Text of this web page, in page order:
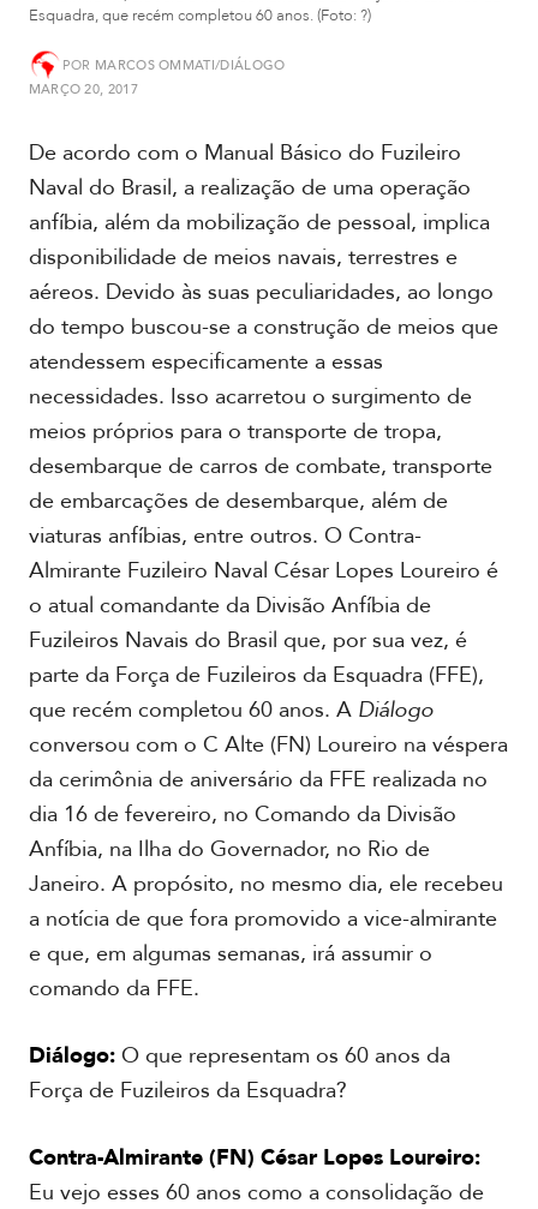
A
m
é
i
c
a
d
o
S
u
A
m
é
r
i
c
C
e
t
r
l
C
a
r
i
b
Esquadra, que recém completou 60 anos. (Foto: ?)
POR MARCOS OMMATI/DIÁLOGO
MARÇO 20, 2017
De acordo com o Manual Básico do Fuzileiro
Naval do Brasil, a realização de uma operação
anfíbia, além da mobilização de pessoal, implica
disponibilidade de meios navais, terrestres e
aéreos. Devido às suas peculiaridades, ao longo
do tempo buscou-se a construção de meios que
atendessem especificamente a essas
necessidades. Isso acarretou o surgimento de
meios próprios para o transporte de tropa,
desembarque de carros de combate, transporte
de embarcações de desembarque, além de
viaturas anfíbias, entre outros. O Contra-
Almirante Fuzileiro Naval César Lopes Loureiro é
o atual comandante da Divisão Anfíbia de
Fuzileiros Navais do Brasil que, por sua vez, é
parte da Força de Fuzileiros da Esquadra (FFE),
que recém completou 60 anos. A Diálogo
conversou com o C Alte (FN) Loureiro na véspera
da cerimônia de aniversário da FFE realizada no
dia 16 de fevereiro, no Comando da Divisão
Anfíbia, na Ilha do Governador, no Rio de
Janeiro. A propósito, no mesmo dia, ele recebeu
a notícia de que fora promovido a vice-almirante
e que, em algumas semanas, irá assumir o
comando da FFE.
Diálogo:O que representam os 60 anos da
Força de Fuzileiros da Esquadra?
Contra-Almirante (FN) César Lopes Loureiro:
Eu vejo esses 60 anos como a consolidação de